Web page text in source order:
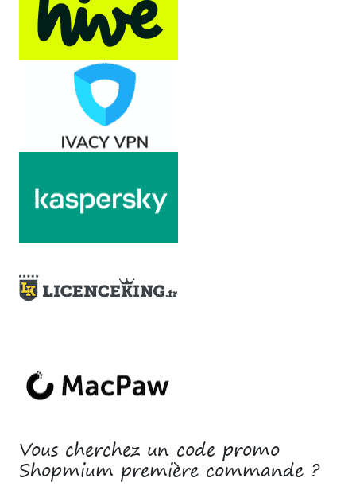
Vous cherchez un code promo
Shopmium première commande ?